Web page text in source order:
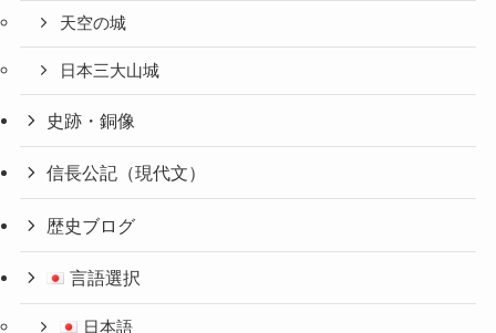
天空の城
日本三大山城
史跡・銅像
信長公記（現代文）
歴史ブログ
言語選択
日本語